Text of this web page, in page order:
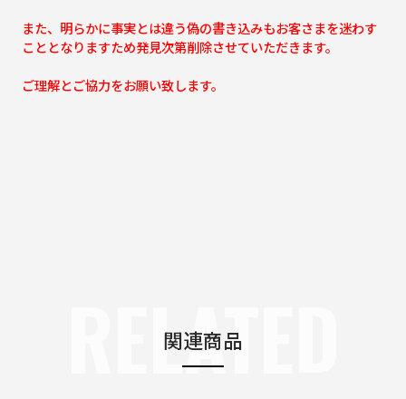
また、明らかに事実とは違う偽の書き込みもお客さまを迷わす
こととなりますため発見次第削除させていただきます。
ご理解とご協力をお願い致します。
関連商品
RELATED